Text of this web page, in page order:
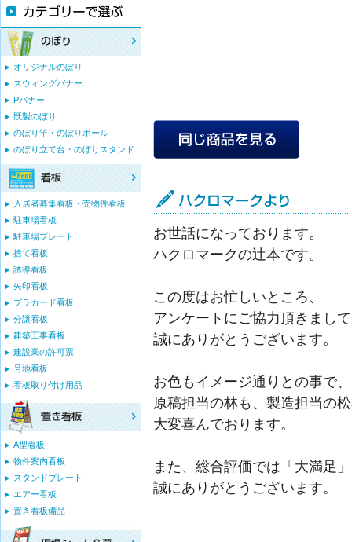
お世話になっております。
ハクロマークの辻本です。
この度はお忙しいところ、
アンケートにご協力頂きまし
誠にありがとうございます。
お色もイメージ通りとの事で、
原稿担当の林も、製造担当の
大変喜んでおります。
また、総合評価では「大満足
誠にありがとうございます。
オリジナルのぼり
スウィングバナー
Pバナー
既製のぼり
のぼり竿・のぼりポール
のぼり立て台・のぼりスタンド
入居者募集看板・売物件看板
駐車場看板
駐車場プレート
捨て看板
誘導看板
矢印看板
プラカード看板
分譲看板
建築工事看板
建設業の許可票
号地看板
看板取り付け用品
A型看板
物件案内看板
スタンドプレート
エアー看板
置き看板備品